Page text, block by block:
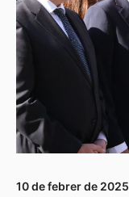
10 de febrer de 2025